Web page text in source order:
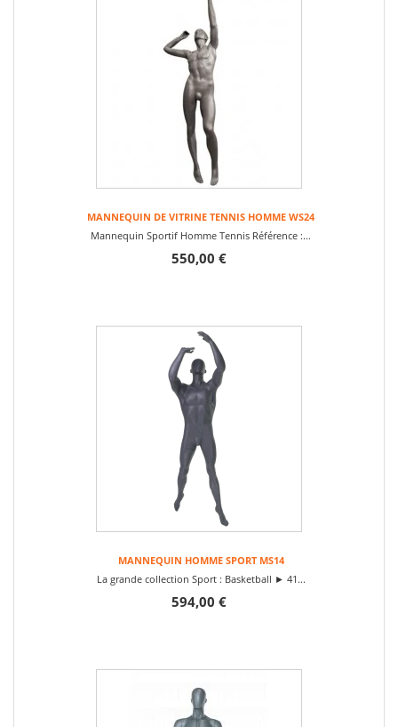
MANNEQUIN DE VITRINE TENNIS HOMME WS24
Mannequin Sportif Homme Tennis Référence :...
550,00 €
MANNEQUIN HOMME SPORT MS14
La grande collection Sport : Basketball ► 41...
594,00 €